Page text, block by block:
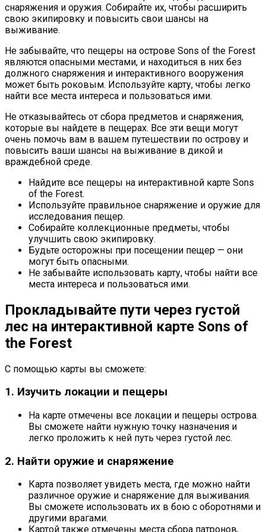
снаряжения и оружия. Собирайте их, чтобы расширить
свою экипировку и повысить свои шансы на
выживание.
Не забывайте, что пещеры на острове Sons of the Forest
являются опасными местами, и находиться в них без
должного снаряжения и интерактивного вооружения
может быть роковым. Используйте карту, чтобы легко
найти все места интереса и пользоваться ими.
Не отказывайтесь от сбора предметов и снаряжения,
которые вы найдете в пещерах. Все эти вещи могут
очень помочь вам в вашем путешествии по острову и
повысить ваши шансы на выживание в дикой и
враждебной среде.
Найдите все пещеры на интерактивной карте Sons
of the Forest.
Используйте правильное снаряжение и оружие для
исследования пещер.
Собирайте коллекционные предметы, чтобы
улучшить свою экипировку.
Будьте осторожны при посещении пещер — они
могут быть опасными.
Не забывайте использовать карту, чтобы найти все
места интереса и пользоваться ими.
Прокладывайте пути через густой
лес на интерактивной карте Sons of
the Forest
С помощью карты вы сможете:
1. Изучить локации и пещеры
На карте отмечены все локации и пещеры острова.
Вы сможете найти нужную точку назначения и
легко проложить к ней путь через густой лес.
2. Найти оружие и снаряжение
Карта позволяет увидеть места, где можно найти
различное оружие и снаряжение для выживания.
Вы сможете использовать их в бою с оборотнями и
другими врагами.
Картой также отмечены места сбора патронов,